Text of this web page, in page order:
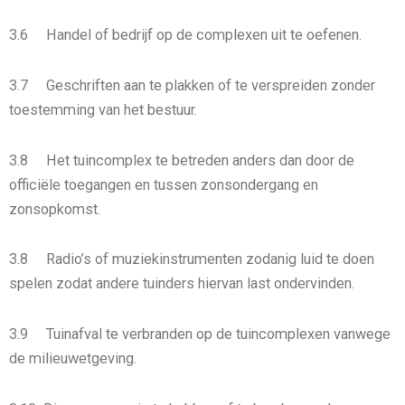
3.6 Handel of bedrijf op de complexen uit te oefenen.
3.7 Geschriften aan te plakken of te verspreiden zonder
toestemming van het bestuur.
3.8 Het tuincomplex te betreden anders dan door de
officiële toegangen en tussen zonsondergang en
zonsopkomst.
3.8 Radio’s of muziekinstrumenten zodanig luid te doen
spelen zodat andere tuinders hiervan last ondervinden.
3.9 Tuinafval te verbranden op de tuincomplexen vanwege
de milieuwetgeving.